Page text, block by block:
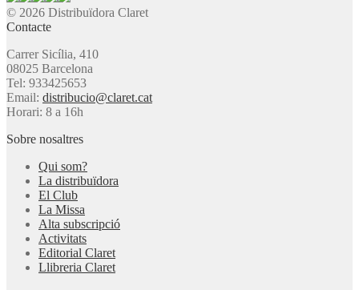
© 2026 Distribuïdora Claret
Contacte
Carrer Sicília, 410
08025 Barcelona
Tel: 933425653
Email: distribucio@claret.cat
Horari: 8 a 16h
Sobre nosaltres
Qui som?
La distribuïdora
El Club
La Missa
Alta subscripció
Activitats
Editorial Claret
Llibreria Claret